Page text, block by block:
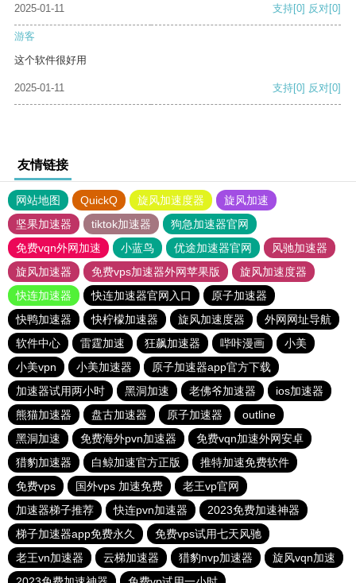
2025-01-11 支持[0] 反对[0]
游客
这个软件很好用
2025-01-11 支持[0] 反对[0]
友情链接
网站地图 QuickQ 旋风加速度器
旋风加速
坚果加速器
tiktok加速器
狗急加速器官网
免费vqn外网加速
小蓝鸟 优途加速器官网
风驰加速器
旋风加速器
免费vps加速器外网苹果版
旋风加速度器
快连加速器
快连加速器官网入口
原子加速器
快鸭加速器
快柠檬加速器 旋风加速度器
外网网址导航
软件中心
雷霆加速 狂飙加速器 哔咔漫画
小美
小美vpn
小美加速器
原子加速器app官方下载
加速器试用两小时
黑洞加速 老佛爷加速器
ios加速器
熊猫加速器
盘古加速器 原子加速器
outline
黑洞加速
免费海外pvn加速器
免费vqn加速外网安卓
猎豹加速器
白鲸加速官方正版
推特加速免费软件
免费vps
国外vps 加速免费
老王vp官网
加速器梯子推荐
快连pvn加速器
2023免费加速神器
梯子加速器app免费永久
免费vps试用七天风驰
老王vn加速器
云梯加速器 猎豹nvp加速器
旋风vqn加速